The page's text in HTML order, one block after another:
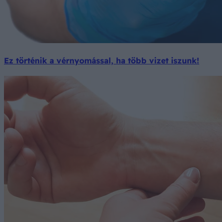
Ez történik a vérnyomással, ha több vizet iszunk!